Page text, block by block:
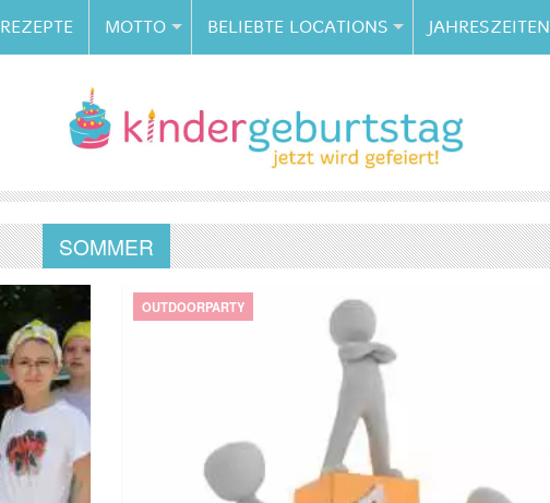
REZEPTE MOTTO BELIEBTE LOCATIONS JAHRESZEITEN
SOMMER
OUTDOORPARTY